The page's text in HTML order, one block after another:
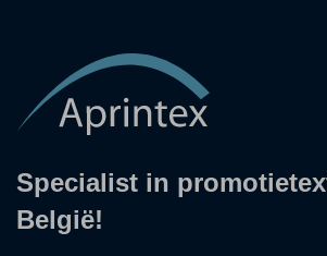
Specialist in
België!